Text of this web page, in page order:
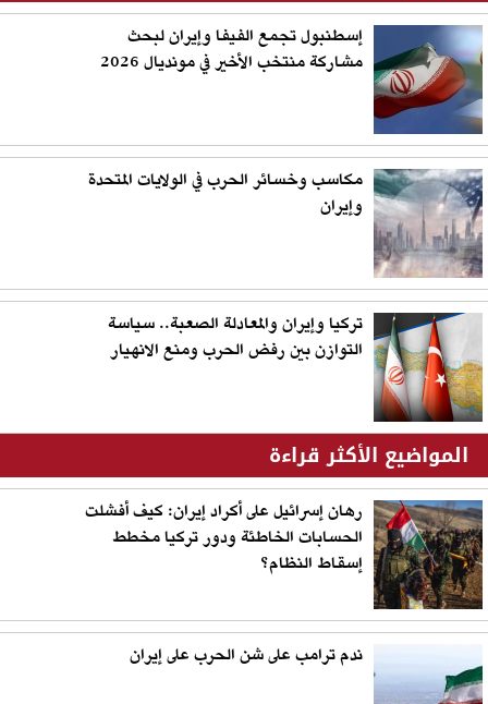
إسطنبول تجمع الفيفا وإيران لبحث
مشاركة منتخب الأخير في مونديال 2026
مكاسب وخسائر الحرب في الولايات المتحدة
وإيران
تركيا وإيران والمعادلة الصعبة.. سياسة
التوازن بين رفض الحرب ومنع الانهيار
المواضيع الأكثر قراءة
رهان إسرائيل على أكراد إيران: كيف أفشلت
الحسابات الخاطئة ودور تركيا مخطط
إسقاط النظام؟
ندم ترامب على شن الحرب على إيران